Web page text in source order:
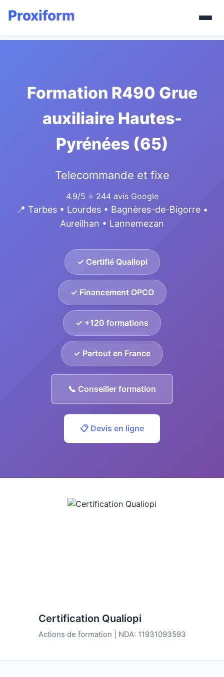
Formation R490 Grue
auxiliaire Hautes-
Pyrénées (65)
Telecommande et fixe
4.9/5 ⭐ 244 avis Google
📍 Tarbes • Lourdes • Bagnères-de-Bigorre •
Aureilhan • Lannemezan
✓ Certifié Qualiopi
✓ Financement OPCO
✓ +120 formations
✓ Partout en France
📞 Conseiller formation
📋 Devis en ligne
Certification Qualiopi
Actions de formation | NDA: 11931093593